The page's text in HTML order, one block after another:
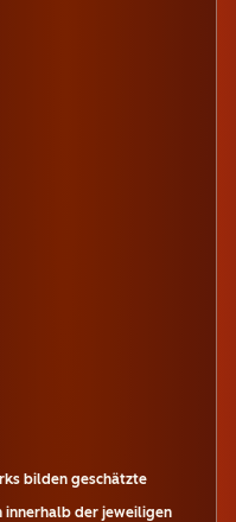
bilden geschätzte
innerhalb der jeweiligen